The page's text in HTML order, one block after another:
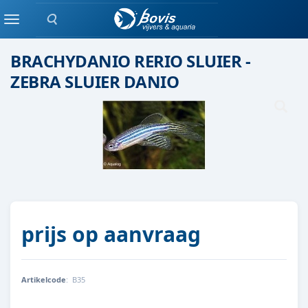
Zoeken
MenuScholenvis
BRACHYDANIO RERIO SLUIER -
ZEBRA SLUIER DANIO
prijs op aanvraag
Artikelcode: B35